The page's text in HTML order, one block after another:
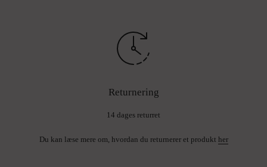
Returnering
14 dages returret
Du kan læse mere om, hvordan du returnerer et produkt her